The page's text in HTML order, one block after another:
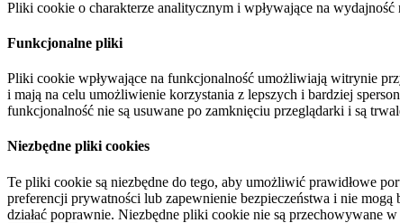
Pliki cookie o charakterze analitycznym i wpływające na
Funkcjonalne pliki
Pliki cookie wpływające na funkcjonalność umożliwiają witrynie
i mają na celu umożliwienie korzystania z lepszych i bardziej
funkcjonalność nie są usuwane po zamknięciu przeglądarki i są
Niezbędne pliki cookies
Te pliki cookie są niezbędne do tego, aby umożliwić prawidłowe
preferencji prywatności lub zapewnienie bezpieczeństwa i nie
działać poprawnie. Niezbędne pliki cookie nie są przechowywane